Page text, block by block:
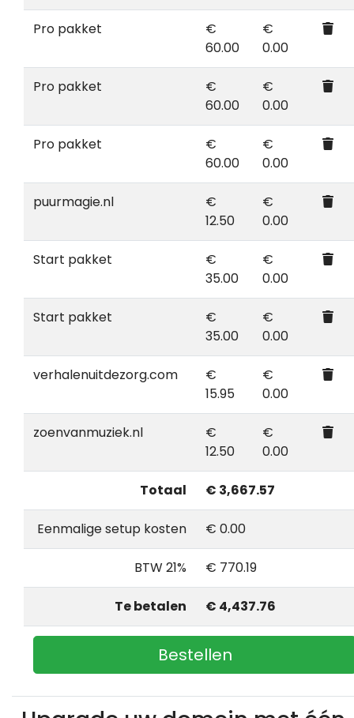
Pro pakket
€
60.00
€
0.00
Pro pakket
€
60.00
€
0.00
Pro pakket
€
60.00
€
0.00
puurmagie.nl
€
12.50
€
0.00
Start pakket
€
35.00
€
0.00
Start pakket
€
35.00
€
0.00
verhalenuitdezorg.com
€
15.95
€
0.00
zoenvanmuziek.nl
€
12.50
€
0.00
Totaal € 3,667.57
Eenmalige setup kosten € 0.00
BTW 21% € 770.19
Te betalen € 4,437.76
Bestellen